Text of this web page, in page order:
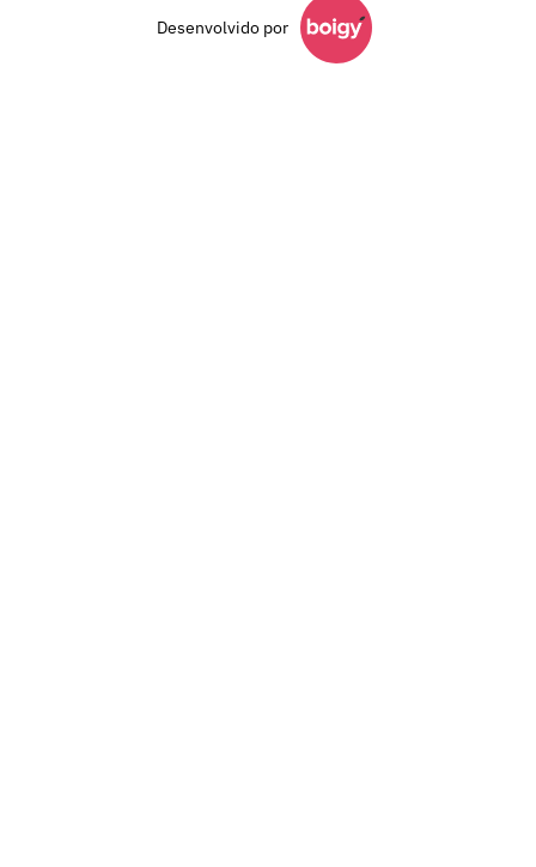
Desenvolvido por